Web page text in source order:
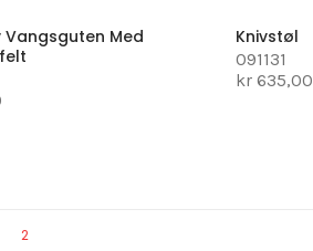
Vangsguten Med
Knivstøl
091131
kr 635,00
You're currently reading page
2